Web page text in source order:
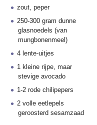
zout, peper
250-300 gram dunne
glasnoedels (van
mungbonenmeel)
4 lente-uitjes
1 kleine rijpe, maar
stevige avocado
1-2 rode chilipepers
2 volle eetlepels
geroosterd sesamzaad